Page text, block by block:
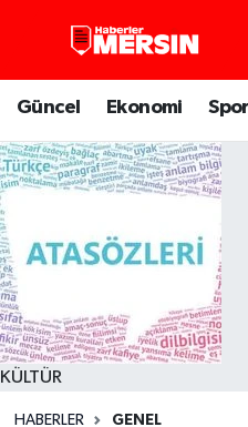
Güncel Ekonomi Spor
KÜLTÜR
HABERLER GENEL
Mersin Nöbetçi
Mersin Hava Durumu
Mersin Trafik
Süper Lig Puan
Tüm Manşetler
Son Dakika Haberleri
Haber Arşivi